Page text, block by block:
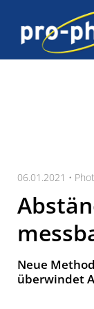
06.01.2021 •
Neue
überwindet